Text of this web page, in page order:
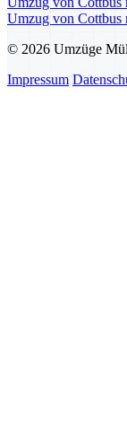
Umzug von Cottbus
© 2026 Umzüge
Impressum